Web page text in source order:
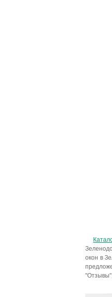
окон в